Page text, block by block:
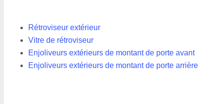
Rétroviseur extérieur
Vitre de rétroviseur
Enjoliveurs extérieurs de montant de porte avant
Enjoliveurs extérieurs de montant de porte arrière